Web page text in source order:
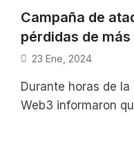
Campaña de
pérdidas de
23 Ene, 2024
Durante horas de
Web3 informaron